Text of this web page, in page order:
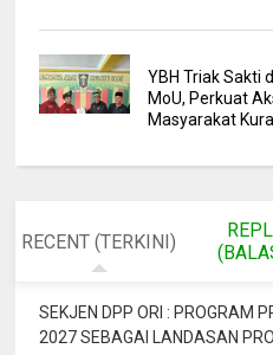
YBH Triak Sakti
MoU, Perkuat
Masyarakat
RECENT (TERKINI)
SEKJEN DPP ORI : PROGRAM
2027 SEBAGAI LANDASAN